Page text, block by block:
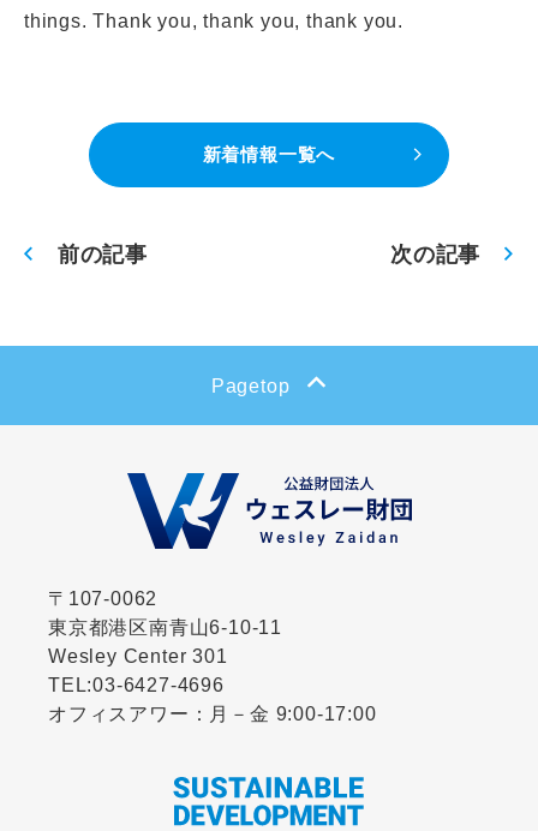
things. Thank you, thank you, thank you.
新着情報一覧へ
前の記事 次の記事
Pagetop
〒107-0062
東京都港区南青山6-10-11
Wesley Center 301
TEL:03-6427-4696
オフィスアワー：月－金 9:00-17:00